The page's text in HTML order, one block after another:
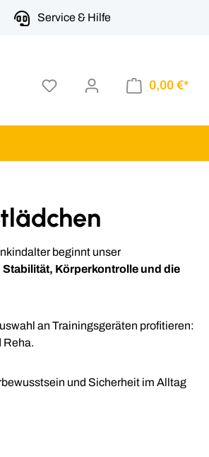
Service & Hilfe
0,00 €*
beginnt unser
Stabilität, Körperkontrolle und die
an Trainingsgeräten profitieren:
Reha.
und Sicherheit im Alltag